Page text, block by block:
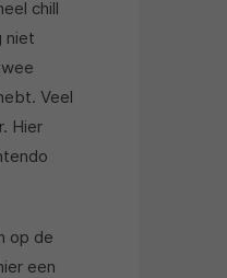
chill
niet
Veel
Hier
op de
een